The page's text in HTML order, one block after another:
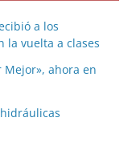
a los
la vuelta a clases
Mejor», ahora en